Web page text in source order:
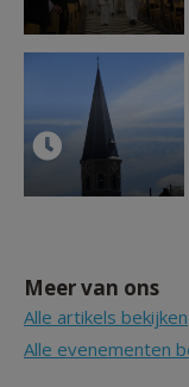
Meer van ons
Alle artikels bekijken
Alle evenementen